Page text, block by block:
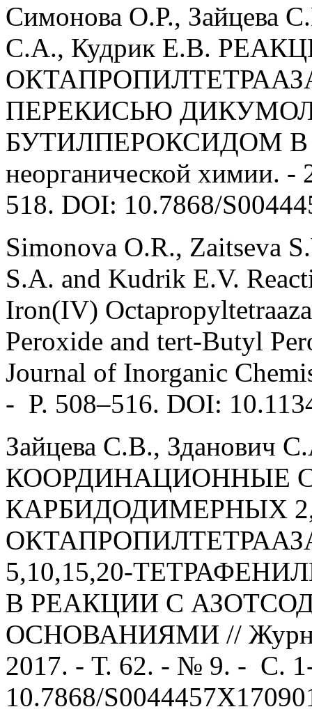
Симонова О.Р., Зайцева
С.А., Кудрик Е.В.
ПЕРЕКИСЬЮ
БУТИЛПЕРОКСИДОМ В
неорганической химии.
518. DOI: 10.7868/
Simonova O.R., Zaitseva
S.A. and Kudrik E.V.
Iron(IV)
Peroxide and tert-Butyl
Journal of Inorganic
- P. 508–516. DOI:
Зайцева С.В., Зданович
КООРДИНАЦИОННЫЕ
КАРБИДОДИМЕРНЫХ
5,10,15,20-
В РЕАКЦИИ С
ОСНОВАНИЯМИ //
2017. - Т. 62. - № 9. - С.
10.7868/